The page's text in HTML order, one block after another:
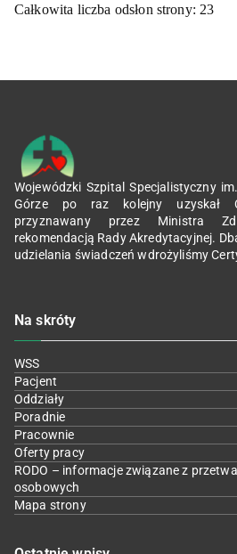
Całkowita liczba odsłon strony: 23
Wojewódzki Szpital Specjalistyczny
Górze po raz kolejny uzyskał
przyznawany przez Ministra
rekomendacją Rady Akredytacyjnej.
udzielania świadczeń wdrożyliśmy
Na skróty
WSS
Pacjent
Oddziały
Poradnie
Pracownie
Oferty pracy
RODO – informacje związane z
osobowych
Mapa strony